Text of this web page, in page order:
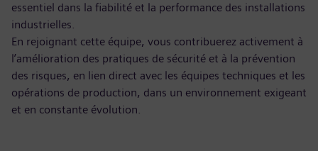
essentiel dans la fiabilité et la performance des installations
industrielles.
En rejoignant cette équipe, vous contribuerez activement à
l’amélioration des pratiques de sécurité et à la prévention
des risques, en lien direct avec les équipes techniques et les
opérations de production, dans un environnement exigeant
et en constante évolution.